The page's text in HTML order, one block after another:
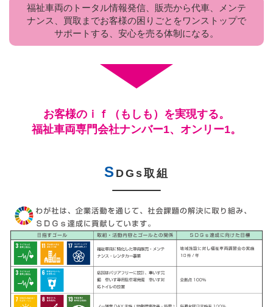
福祉車両のトータル情報発信、販売から代車、メンテ
ナンス、買取までお客様の困りごとをワンストップで
サポートする、安心を売る体制になる。
お客様のｉｆ（もしも）を実現する。
福祉車両専門会社ナンバー1、オンリー1。
S DGs取組